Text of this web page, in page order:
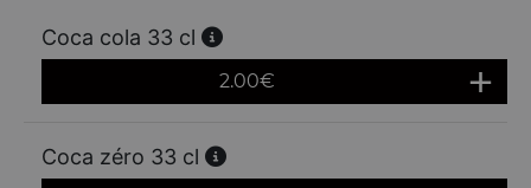
Coca cola 33 cl
2.00€
Coca zéro 33 cl